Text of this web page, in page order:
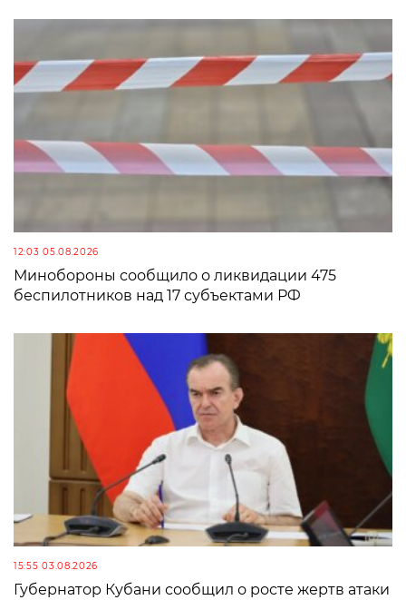
12:03 05.08.2026
Минобороны сообщило о ликвидации 475
беспилотников над 17 субъектами РФ
15:55 03.08.2026
Губернатор Кубани сообщил о росте жертв атаки